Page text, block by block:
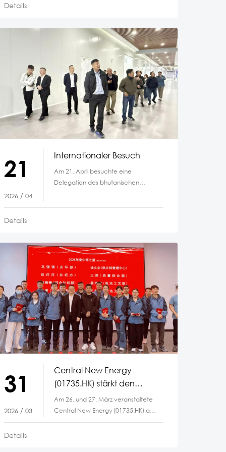
Details
21
2026 / 04
Internationaler Besuch
Am 21. April besuchte eine
Delegation des bhutanischen
Details
31
2026 / 03
Central New Energy
(01735.HK) stärkt den
Teamgeist mit einer Reihe
von
Mitarbeiterveranstaltungen
Am 26. und 27. März veranstaltete
Central New Energy (01735.HK) an
seinen Photovoltaik-
Details